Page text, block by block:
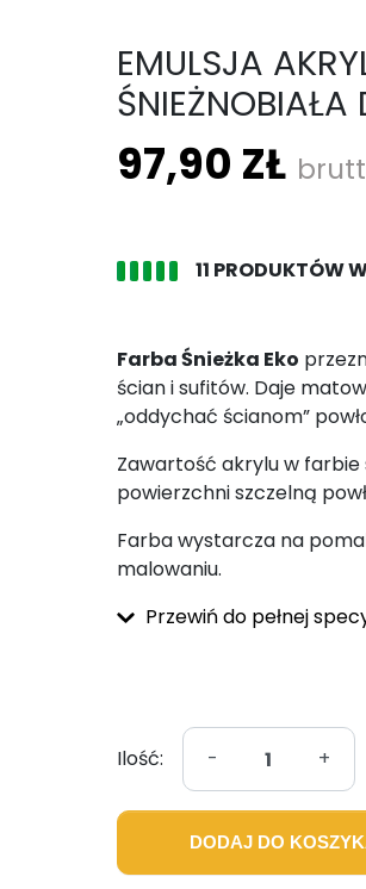
EMULSJA
ŚNIEŻNOBIAŁA
97,90 ZŁ
11 PRODUKTÓW
Farba Śnieżka Eko
ścian i sufitów. Daje
„oddychać ścianom”
Zawartość akrylu w
powierzchni szczelną
Farba wystarcza na
malowaniu.
Przewiń do pełnej
Ilość: - +
DODAJ DO